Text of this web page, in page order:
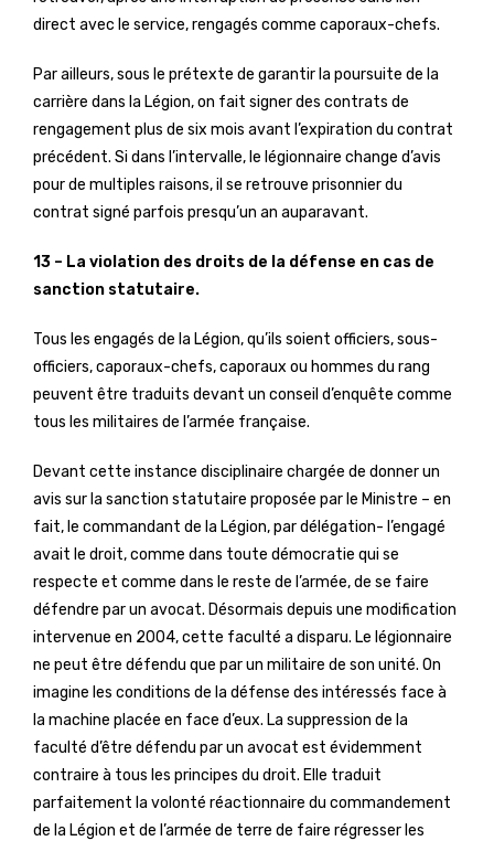
direct avec le service, rengagés comme caporaux-chefs.
Par ailleurs, sous le prétexte de garantir la poursuite de la
carrière dans la Légion, on fait signer des contrats de
rengagement plus de six mois avant l’expiration du contrat
précédent. Si dans l’intervalle, le légionnaire change d’avis
pour de multiples raisons, il se retrouve prisonnier du
contrat signé parfois presqu’un an auparavant.
13 – La violation des droits de la défense en cas de
sanction statutaire.
Tous les engagés de la Légion, qu’ils soient officiers, sous-
officiers, caporaux-chefs, caporaux ou hommes du rang
peuvent être traduits devant un conseil d’enquête comme
tous les militaires de l’armée française.
Devant cette instance disciplinaire chargée de donner un
avis sur la sanction statutaire proposée par le Ministre – en
fait, le commandant de la Légion, par délégation- l’engagé
avait le droit, comme dans toute démocratie qui se
respecte et comme dans le reste de l’armée, de se faire
défendre par un avocat. Désormais depuis une modification
intervenue en 2004, cette faculté a disparu. Le légionnaire
ne peut être défendu que par un militaire de son unité. On
imagine les conditions de la défense des intéressés face à
la machine placée en face d’eux. La suppression de la
faculté d’être défendu par un avocat est évidemment
contraire à tous les principes du droit. Elle traduit
parfaitement la volonté réactionnaire du commandement
de la Légion et de l’armée de terre de faire régresser les